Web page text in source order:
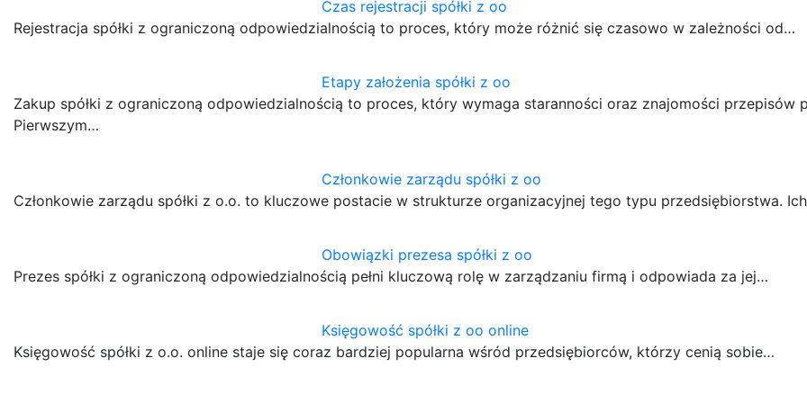
Czas rejestracji spółki z oo
Rejestracja spółki z ograniczoną odpowiedzialnością to proces, który może różnić się czasowo w zależności od…
Etapy założenia spółki z oo
Zakup spółki z ograniczoną odpowiedzialnością to proces, który wymaga staranności oraz znajomości przepisów
Pierwszym…
Członkowie zarządu spółki z oo
Członkowie zarządu spółki z o.o. to kluczowe postacie w strukturze organizacyjnej tego typu przedsiębiorstwa.
Obowiązki prezesa spółki z oo
Prezes spółki z ograniczoną odpowiedzialnością pełni kluczową rolę w zarządzaniu firmą i odpowiada za jej…
Księgowość spółki z oo online
Księgowość spółki z o.o. online staje się coraz bardziej popularna wśród przedsiębiorców, którzy cenią sobie…